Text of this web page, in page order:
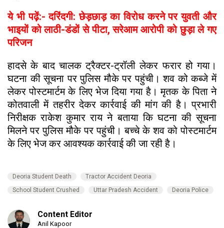
ये भी पढ़ें:- दरिंदगी: छेड़छाड़ का विरोध करने पर युवती और
भाइयों को लाठी-डंडों से पीटा, सरेआम आरोपी को छुड़ा ले गए
परिजन
हादसे के बाद चालक ट्रैक्टर-ट्रॉली लेकर फरार हो गया।
घटना की सूचना पर पुलिस मौके पर पहुंची। शव को कब्जे में
लेकर पोस्टमार्टम के लिए भेज दिया गया है। मृतक के पिता ने
कोतवाली में तहरीर देकर कार्रवाई की मांग की है। प्रभारी
निरीक्षक राकेश कुमार राय ने बताया कि घटना की सूचना
मिलने पर पुलिस मौके पर पहुंची। बच्चे के शव को पोस्टमार्टम
के लिए भेज कर आवश्यक कार्रवाई की जा रही है।
Deoria Student Death
Tractor Accident Deoria
School Student Crushed
Uttar Pradesh Accident Deoria Police
Content Editor
Anil Kapoor